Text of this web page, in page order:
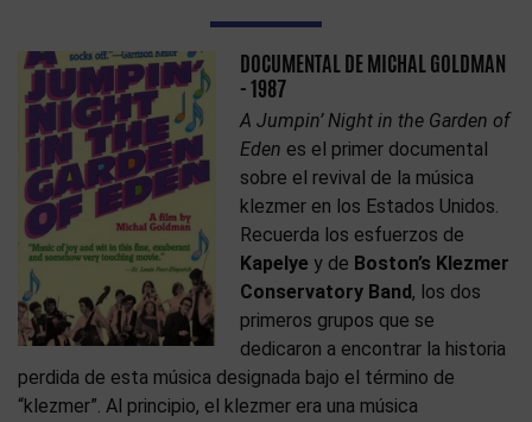
DOCUMENTAL DE MICHAL GOLDMAN
- 1987
A Jumpin’ Night in the Garden of
Eden es el primer documental
sobre el revival de la música
klezmer en los Estados Unidos.
Recuerda los esfuerzos de
Kapelye y de Boston’s Klezmer
Conservatory Band, los dos
primeros grupos que se
dedicaron a encontrar la historia
perdida de esta música designada bajo el término de
“klezmer”. Al principio, el klezmer era una música